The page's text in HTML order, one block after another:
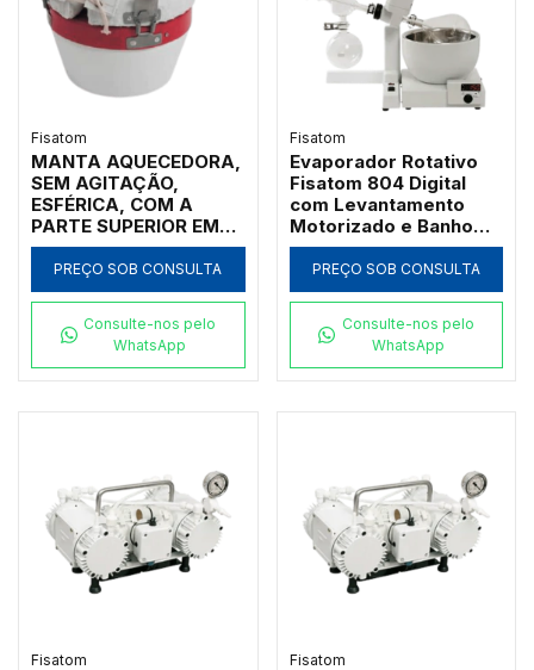
Fisatom
MANTA AQUECEDORA,
SEM AGITAÇÃO,
ESFÉRICA, COM A
PARTE SUPERIOR EM
TECIDO ANTI-
INFLAMÁVEL,
COBRINDO TODO O
FUNDO REDONDO, 01
LITRO, REGULADOR
POTÊNCIA ATÉ 300ºC,
MODELO 001091-IC
PREÇO SOB CONSULTA
Consulte-nos pelo
WhatsApp
Fisatom
Evaporador Rotativo
Fisatom 804 Digital
com Levantamento
Motorizado e Banho
150°C
PREÇO SOB CONSULTA
Consulte-nos pelo
WhatsApp
Fisatom Fisatom